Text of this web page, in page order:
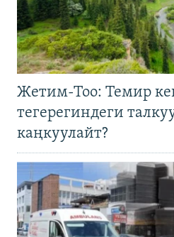
Жетим-Тоо: Темир
тегерегиндеги
каңкуулайт?